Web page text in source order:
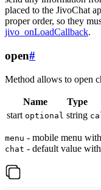
placed to the JivoChat
proper order, so they
jivo_onLoadCallback.
open#
Method allows to open
Name Type
start optional string
menu - mobile menu
chat - default value